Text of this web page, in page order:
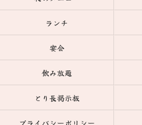
ランチ
宴会
飲み放題
とり長掲示板
プライバシーポリシー